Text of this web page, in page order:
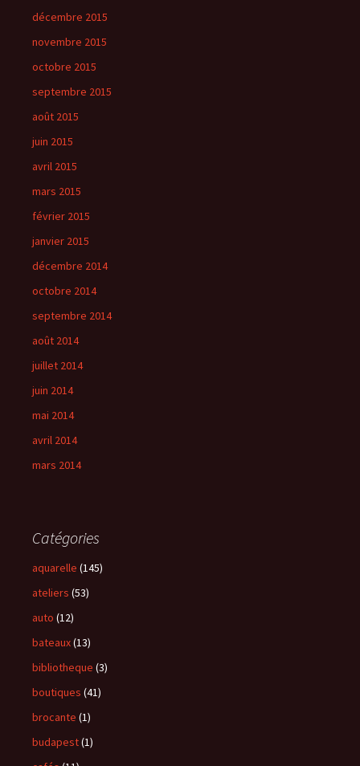
décembre 2015
novembre 2015
octobre 2015
septembre 2015
août 2015
juin 2015
avril 2015
mars 2015
février 2015
janvier 2015
décembre 2014
octobre 2014
septembre 2014
août 2014
juillet 2014
juin 2014
mai 2014
avril 2014
mars 2014
Catégories
aquarelle (145)
ateliers (53)
auto (12)
bateaux(13)
bibliotheque (3)
boutiques (41)
brocante (1)
budapest(1)